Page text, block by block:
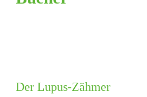
Der Lupus-Zähmer